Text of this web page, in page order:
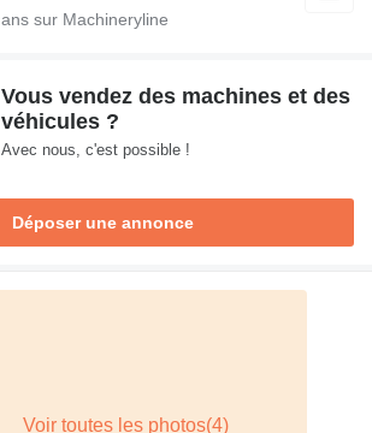
ans sur Machineryline
Vous vendez des machines et des
véhicules ?
Avec nous, c'est possible !
Déposer une annonce